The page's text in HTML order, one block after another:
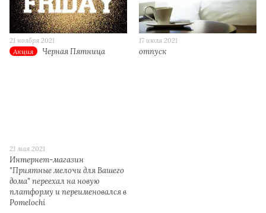
21 ноября 2021
Акция Черная Пятница
17 июля 2021
отпуск
21 мая 2021
Интернет-магазин
"Приятные мелочи для Вашего
дома" переехал на новую
платформу и переименовался в
Pomelochi